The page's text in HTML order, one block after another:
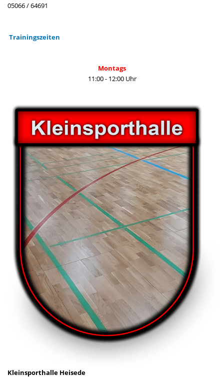
05066 / 64691
Trainingszeiten
Montags
11:00 - 12:00 Uhr
Kleinsporthalle Heisede